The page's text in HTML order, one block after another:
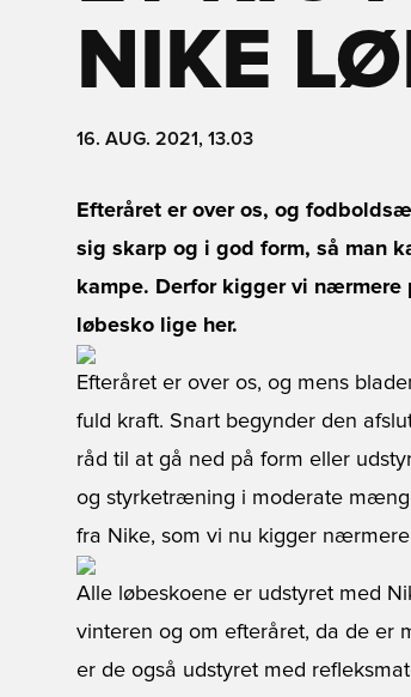
NIKE
16. AUG. 2021, 13.03
Efteråret er over os, og
sig skarp og i god form, så man
kampe. Derfor kigger vi
løbesko lige her.
Efteråret er over os, og mens
fuld kraft. Snart begynder den
råd til at gå ned på form eller
og styrketræning i moderate
fra Nike, som vi nu kigger
Alle løbeskoene er udstyret med
vinteren og om efteråret, da de er
er de også udstyret med